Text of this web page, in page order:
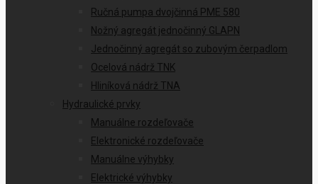
Ručná pumpa dvojčinná PME 580
Nožný agregát jednočinný GLAPN
Jednočinný agregát so zubovým čerpadlom
Ocelová nádrž TNK
Hliníková nádrž TNA
Hydraulické prvky
Manuálne rozdeľovače
Elektronické rozdeľovače
Manuálne výhybky
Elektrické výhybky